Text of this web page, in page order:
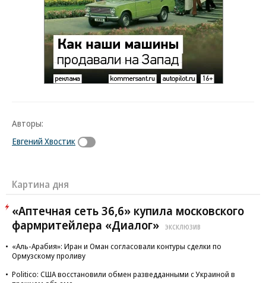
Авторы:
Евгений Хвостик
Картина дня
«Аптечная сеть 36,6» купила московского
фармритейлера «Диалог»
ЭКСКЛЮЗИВ
«Аль-Арабия»: Иран и Оман согласовали контуры сделки по
Ормузскому проливу
Politico: США восстановили обмен разведданными с Украиной в